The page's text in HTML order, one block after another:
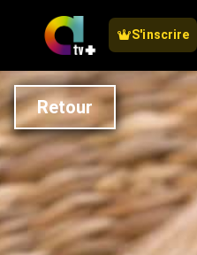
S'inscrire
Retour